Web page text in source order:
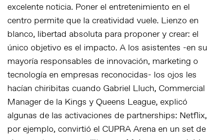
excelente noticia. Poner el entretenimiento en el
centro permite que la creatividad vuele. Lienzo en
blanco, libertad absoluta para proponer y crear: el
único objetivo es el impacto. A los asistentes -en su
mayoría responsables de innovación, marketing o
tecnología en empresas reconocidas- los ojos les
hacían chiribitas cuando Gabriel Lluch, Commercial
Manager de la Kings y Queens League, explicó
algunas de las activaciones de partnerships: Netflix,
por ejemplo, convirtió el CUPRA Arena en un set de